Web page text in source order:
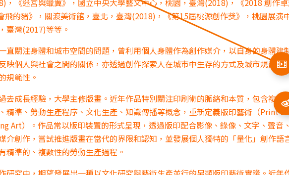
，《迷宮與蠟翼​》，國立中央大學藝文中心，桃園，臺灣(2018)，《2018 創作
飛的豬》，關渡美術館，臺北，臺灣(2018)，《第15屆桃源創作獎》，桃園展演
臺灣(2017)等等。
直關注身體和城市空間的問題，曾利用個人身體作為創作媒介，以自身的身體建
映個人與社會之間的關係，亦透過創作探索人在城市中生存的方式及城市規劃所
規範性。
去成長經驗，大學主修版畫。近年作品特別關注印刷術的脈絡和本質，包含複數
精準、勞動生產程序、文化生產、知識傳播等概念，重新定義版印藝術（Print
Art）。作品常以版印裝置的形式呈現，透過版印配合影像、錄像、文字、聲音
介創作，嘗試推進版畫在當代的界限和認知，並發展個人獨特的「量化」創作語
精準的、複數性的勞動生產過程。